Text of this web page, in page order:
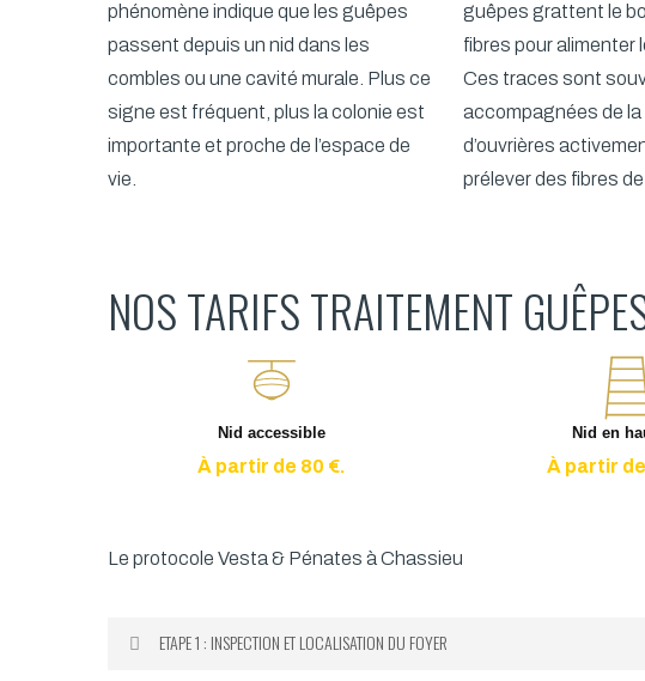
phénomène indique que les guêpes
passent depuis un nid dans les
combles ou une cavité murale. Plus ce
signe est fréquent, plus la colonie est
importante et proche de l’espace de
vie.
guêpes grattent le
fibres pour alimenter
Ces traces sont
accompagnées de
d’ouvrières
prélever des fibres de
NOS TARIFS TRAITEMENT
Nid accessible
À partir de 80 €.
Nid en
À partir
Le protocole Vesta & Pénates à Chassieu
ETAPE 1 : INSPECTION ET LOCALISATION DU FOYER